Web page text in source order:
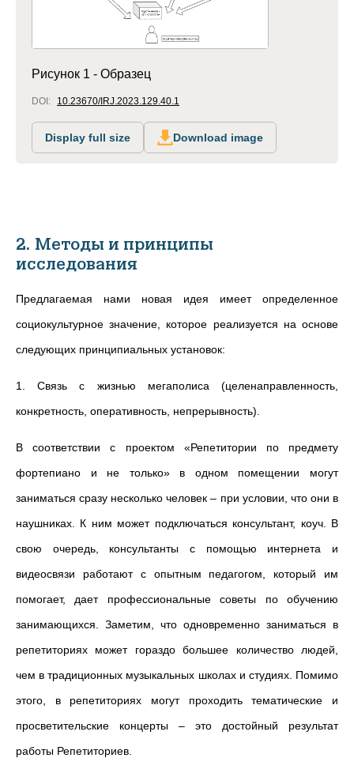
Рисунок 1 - Образец
DOI: 10.23670/IRJ.2023.129.40.1
Display full size Download image
2. Методы и принципы
исследования
Предлагаемая нами новая идея имеет определенное
социокультурное значение, которое реализуется на основе
следующих принципиальных установок:
1. Связь с жизнью мегаполиса (целенаправленность,
конкретность, оперативность, непрерывность).
В соответствии с проектом «Репетитории по предмету
фортепиано и не только» в одном помещении могут
заниматься сразу несколько человек – при условии, что они в
наушниках. К ним может подключаться консультант, коуч. В
свою очередь, консультанты с помощью интернета и
видеосвязи работают с опытным педагогом, который им
помогает, дает профессиональные советы по обучению
занимающихся. Заметим, что одновременно заниматься в
репетиториях может гораздо большее количество людей,
чем в традиционных музыкальных школах и студиях. Помимо
этого, в репетиториях могут проходить тематические и
просветительские концерты – это достойный результат
работы Репетиториев.